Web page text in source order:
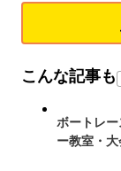
こんな記事も
ボートレ
ー教室・